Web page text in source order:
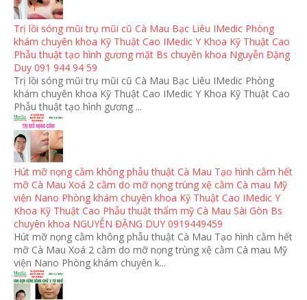
Trị lồi sóng mũi trụ mũi cũ Cà Mau Bạc Liêu IMedic Phòng
khám chuyên khoa Kỹ Thuật Cao IMedic Y Khoa Kỹ Thuật Cao
Phẫu thuật tạo hình gương mặt Bs chuyên khoa Nguyễn Đặng
Duy 091 944 94 59
Trị lồi sóng mũi trụ mũi cũ Cà Mau Bạc Liêu IMedic Phòng
khám chuyên khoa Kỹ Thuật Cao IMedic Y Khoa Kỹ Thuật Cao
Phẫu thuật tạo hình gương ...
Hút mỡ nọng cằm không phẫu thuật Cà Mau Tạo hình cằm hết
mỡ Cà Mau Xoá 2 cằm do mỡ nọng trùng xệ cằm Cà mau Mỹ
viện Nano Phòng khám chuyên khoa Kỹ Thuật Cao IMedic Y
Khoa Kỹ Thuật Cao Phẫu thuật thẩm mỹ Cà Mau Sài Gòn Bs
chuyên khoa NGUYỄN ĐẶNG DUY 0919449459
Hút mỡ nọng cằm không phẫu thuật Cà Mau Tạo hình cằm hết
mỡ Cà Mau Xoá 2 cằm do mỡ nọng trùng xệ cằm Cà mau Mỹ
viện Nano Phòng khám chuyên k...